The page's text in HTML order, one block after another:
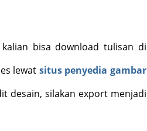
bisa download tulisan di
lewat situs penyedia gambar
desain, silakan export menjadi